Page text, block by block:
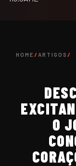
HOME / ARTIGOS /
O